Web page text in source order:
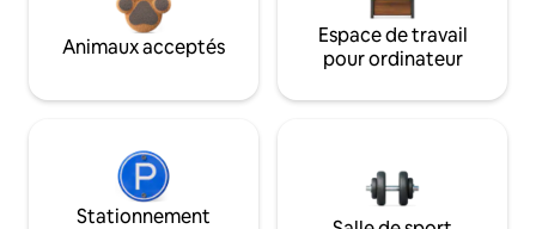
Animaux acceptés
Espace de travail
pour ordinateur
Stationnement